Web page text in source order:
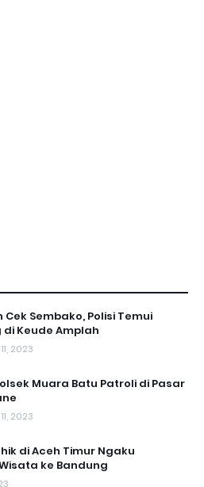
Sembako, Polisi Temui
Keude Amplah
2023
Muara Batu Patroli di Pasar
2023
di Aceh Timur Ngaku
ke Bandung